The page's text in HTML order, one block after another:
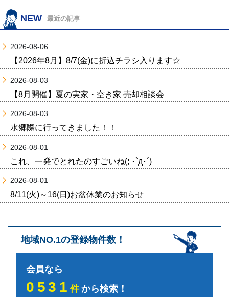
NEW 最近の記事
2026-08-06
【2026年8月】8/7(金)に折込チラシ入ります☆
2026-08-03
【8月開催】夏の実家・空き家 売却相談会
2026-08-03
水郷際に行ってきました！！
2026-08-01
これ、一発でとれたのすごいね(; ･`д･´)
2026-08-01
8/11(火)～16(日)お盆休業のお知らせ
地域NO.1の登録物件数！
会員なら
0531件から検索！